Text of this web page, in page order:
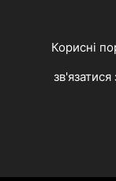
Корисні